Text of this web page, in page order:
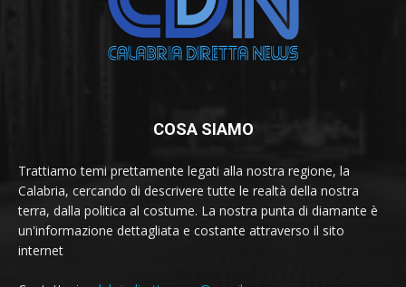
COSA SIAMO
Trattiamo temi prettamente legati alla nostra regione, la
Calabria, cercando di descrivere tutte le realtà della nostra
terra, dalla politica al costume. La nostra punta di diamante è
un'informazione dettagliata e costante attraverso il sito
internet